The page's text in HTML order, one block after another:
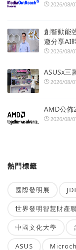
2026/08/
創智動能
邀分享AI
2026/08/
ASUSx三
2026/08/
AMD公佈
2026/08/
熱門標籤
國際發明展
世界發明智慧財產
中國文化大學
ASUS